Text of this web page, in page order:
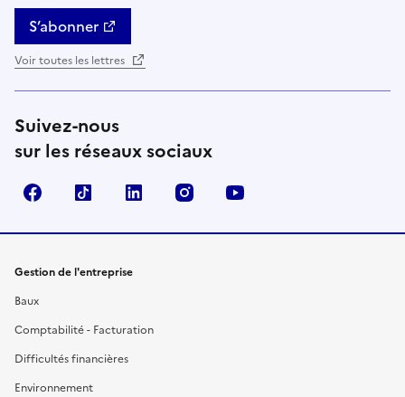
S’abonner
Voir toutes les lettres
Suivez-nous
sur les réseaux sociaux
FacebookTikTok Linkedin Instagram
Gestion de l'entreprise
Baux
Comptabilité - Facturation
Difficultés financières
Environnement